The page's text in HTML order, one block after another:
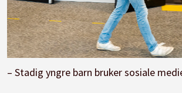
– Stadig yngre barn bruker sosiale medier, og de eksponeres for innhold som overhodet ikke er laget for barn, sier